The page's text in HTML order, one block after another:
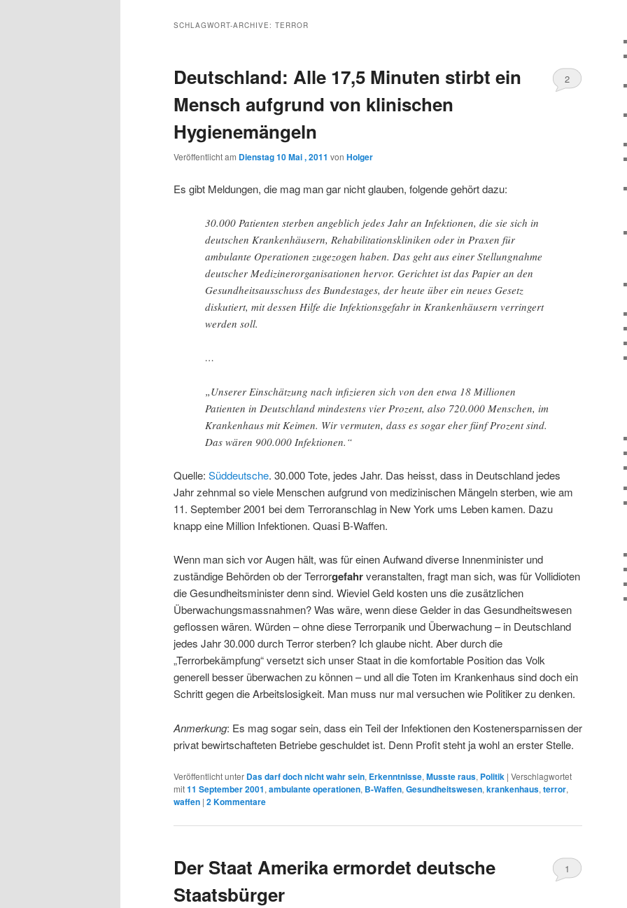
wechseln
SCHLAGWORT-ARCHIVE: TERROR
Deutschland: Alle 17,5 Minuten stirbt ein
Mensch aufgrund von klinischen
Hygienemängeln
Veröffentlicht am Dienstag 10 Mai , 2011 von Holger
2
Es gibt Meldungen, die mag man gar nicht glauben, folgende gehört dazu:
30.000 Patienten sterben angeblich jedes Jahr an Infektionen, die sie sich in
deutschen Krankenhäusern, Rehabilitationskliniken oder in Praxen für
ambulante Operationen zugezogen haben. Das geht aus einer Stellungnahme
deutscher Medizinerorganisationen hervor. Gerichtet ist das Papier an den
Gesundheitsausschuss des Bundestages, der heute über ein neues Gesetz
diskutiert, mit dessen Hilfe die Infektionsgefahr in Krankenhäusern verringert
werden soll.
…
„Unserer Einschätzung nach infizieren sich von den etwa 18 Millionen
Patienten in Deutschland mindestens vier Prozent, also 720.000 Menschen, im
Krankenhaus mit Keimen. Wir vermuten, dass es sogar eher fünf Prozent sind.
Das wären 900.000 Infektionen.“
Quelle: Süddeutsche. 30.000 Tote, jedes Jahr. Das heisst, dass in Deutschland jedes
Jahr zehnmal so viele Menschen aufgrund von medizinischen Mängeln sterben, wie am
11. September 2001 bei dem Terroranschlag in New York ums Leben kamen. Dazu
knapp eine Million Infektionen. Quasi B-Waffen.
Wenn man sich vor Augen hält, was für einen Aufwand diverse Innenminister und
zuständige Behörden ob der Terrorgefahrveranstalten, fragt man sich, was für Vollidioten
die Gesundheitsminister denn sind. Wieviel Geld kosten uns die zusätzlichen
Überwachungsmassnahmen? Was wäre, wenn diese Gelder in das Gesundheitswesen
geflossen wären. Würden – ohne diese Terrorpanik und Überwachung – in Deutschland
jedes Jahr 30.000 durch Terror sterben? Ich glaube nicht. Aber durch die
„Terrorbekämpfung“ versetzt sich unser Staat in die komfortable Position das Volk
generell besser überwachen zu können – und all die Toten im Krankenhaus sind doch ein
Schritt gegen die Arbeitslosigkeit. Man muss nur mal versuchen wie Politiker zu denken.
Anmerkung: Es mag sogar sein, dass ein Teil der Infektionen den Kostenersparnissen der
privat bewirtschafteten Betriebe geschuldet ist. Denn Profit steht ja wohl an erster Stelle.
Veröffentlicht unter Das darf doch nicht wahr sein, Erkenntnisse, Musste raus, Politik | Verschlagwortet
mit11 September 2001, ambulante operationen, B-Waffen, Gesundheitswesen, krankenhaus, terror,
waffen | 2Kommentare
Der Staat Amerika ermordet deutsche
Staatsbürger
1